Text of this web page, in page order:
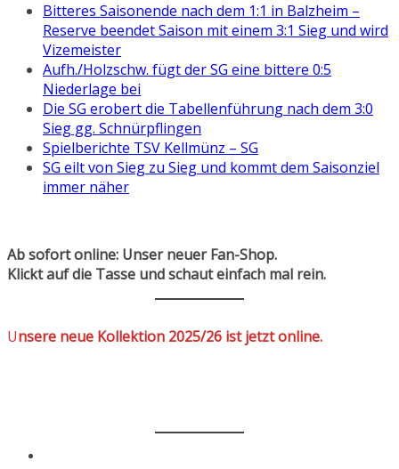
Bitteres Saisonende nach dem 1:1 in Balzheim –
Reserve beendet Saison mit einem 3:1 Sieg und wird
Vizemeister
Aufh./Holzschw. fügt der SG eine bittere 0:5
Niederlage bei
Die SG erobert die Tabellenführung nach dem 3:0
Sieg gg. Schnürpflingen
Spielberichte TSV Kellmünz – SG
SG eilt von Sieg zu Sieg und kommt dem Saisonziel
immer näher
Ab sofort online: Unser neuer Fan-Shop.
Klickt auf die Tasse und schaut einfach mal rein.
Unsere neue Kollektion 2025/26 ist jetzt online.